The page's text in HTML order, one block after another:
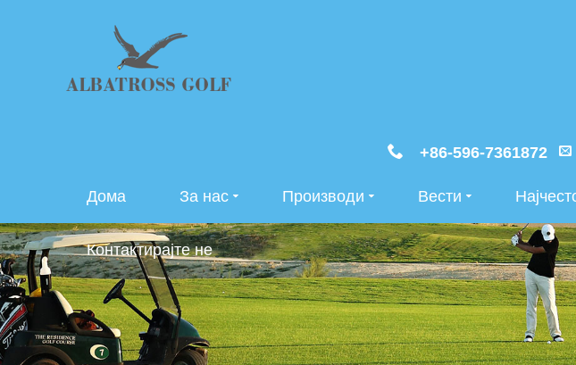
+86-596-7361872
Дома За нас Производи Вести
Контактирајте не